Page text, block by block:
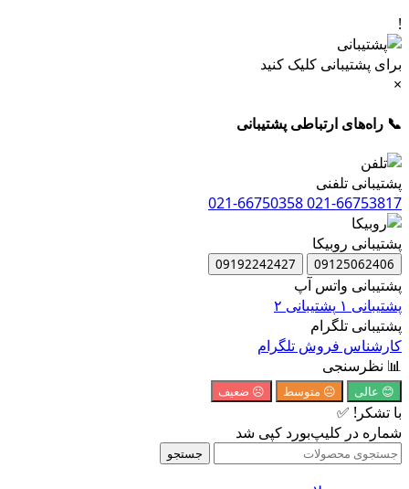
!
برای پشتیبانی کلیک کنید
×
📞 راه‌های ارتباطی پشتیبانی
پشتیبانی تلفنی
021-66753817
021-66750358
پشتیبانی روبیکا
09125062406
09192242427
پشتیبانی واتس آپ
پشتیبانی ۱
پشتیبانی ۲
پشتیبانی تلگرام
کارشناس فروش تلگرام
📊 نظرسنجی
😊 عالی 😐 متوسط ☹️ ضعیف
با تشکر! ✅
شماره در کلیپ‌بورد کپی شد
جستجو